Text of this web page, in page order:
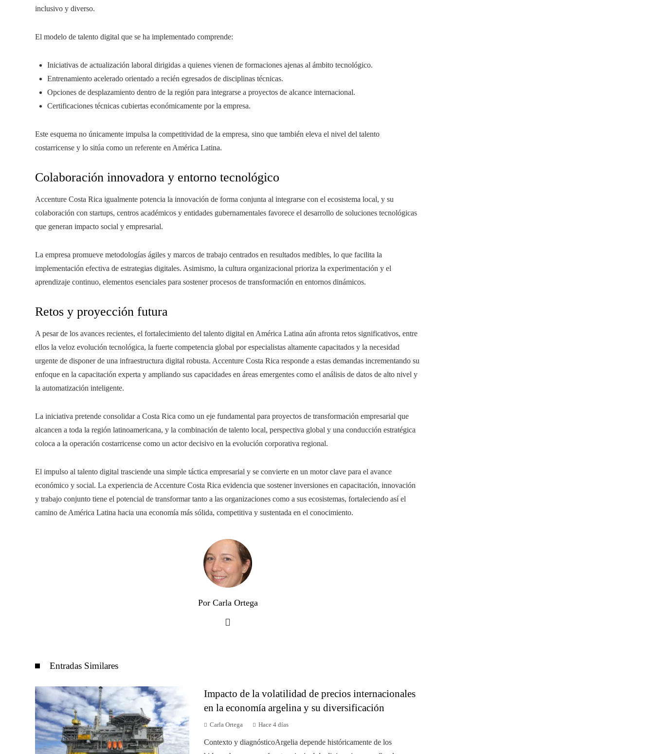
inclusivo y diverso.
El modelo de talento digital que se ha implementado comprende:
Iniciativas de actualización laboral dirigidas a quienes vienen de formaciones ajenas al ámbito tecnológico.
Entrenamiento acelerado orientado a recién egresados de disciplinas técnicas.
Opciones de desplazamiento dentro de la región para integrarse a proyectos de alcance internacional.
Certificaciones técnicas cubiertas económicamente por la empresa.
Este esquema no únicamente impulsa la competitividad de la empresa, sino que también eleva el nivel del talento
costarricense y lo sitúa como un referente en América Latina.
Colaboración innovadora y entorno tecnológico
Accenture Costa Rica igualmente potencia la innovación de forma conjunta al integrarse con el ecosistema local, y su
colaboración con startups, centros académicos y entidades gubernamentales favorece el desarrollo de soluciones tecnológicas
que generan impacto social y empresarial.
La empresa promueve metodologías ágiles y marcos de trabajo centrados en resultados medibles, lo que facilita la
implementación efectiva de estrategias digitales. Asimismo, la cultura organizacional prioriza la experimentación y el
aprendizaje continuo, elementos esenciales para sostener procesos de transformación en entornos dinámicos.
Retos y proyección futura
A pesar de los avances recientes, el fortalecimiento del talento digital en América Latina aún afronta retos significativos, entre
ellos la veloz evolución tecnológica, la fuerte competencia global por especialistas altamente capacitados y la necesidad
urgente de disponer de una infraestructura digital robusta. Accenture Costa Rica responde a estas demandas incrementando su
enfoque en la capacitación experta y ampliando sus capacidades en áreas emergentes como el análisis de datos de alto nivel y
la automatización inteligente.
La iniciativa pretende consolidar a Costa Rica como un eje fundamental para proyectos de transformación empresarial que
alcancen a toda la región latinoamericana, y la combinación de talento local, perspectiva global y una conducción estratégica
coloca a la operación costarricense como un actor decisivo en la evolución corporativa regional.
El impulso al talento digital trasciende una simple táctica empresarial y se convierte en un motor clave para el avance
económico y social. La experiencia de Accenture Costa Rica evidencia que sostener inversiones en capacitación, innovación
y trabajo conjunto tiene el potencial de transformar tanto a las organizaciones como a sus ecosistemas, fortaleciendo así el
camino de América Latina hacia una economía más sólida, competitiva y sustentada en el conocimiento.
Por Carla Ortega
Entradas Similares
Impacto de la volatilidad de precios internacionales
en la economía argelina y su diversificación
Carla Ortega Hace 4 días
Contexto y diagnósticoArgelia depende históricamente de los